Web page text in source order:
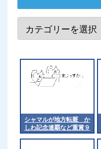
シャマルが地方転厩 か
しわ記念連覇など重賞９
勝